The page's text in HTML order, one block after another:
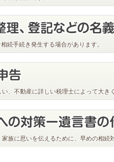
続手続き発生する場合があります。
、不動産に詳しい税理士によって大き
家族に思いを伝えるために、早めの相